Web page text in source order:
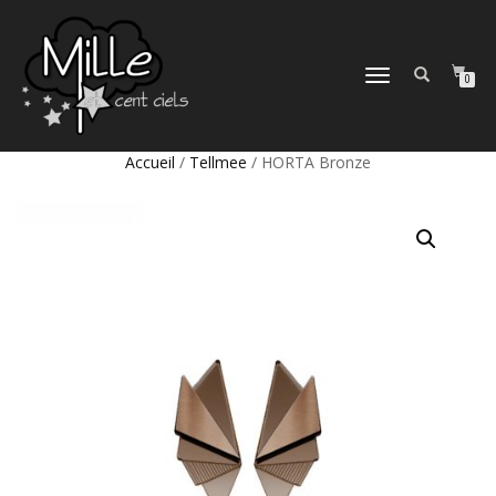
DÉPLIER
0
Accueil / Tellmee / HORTA Bronze